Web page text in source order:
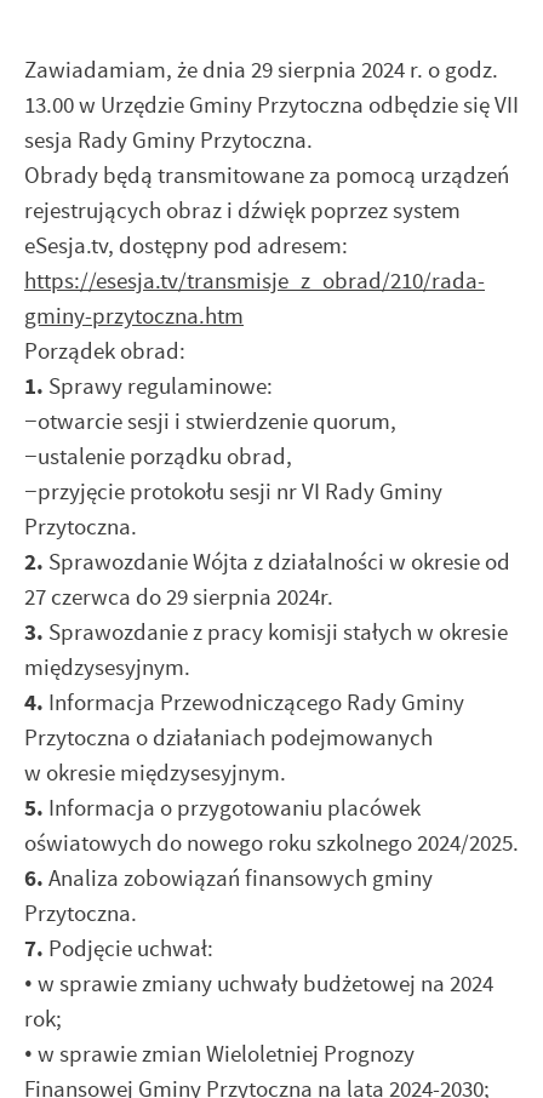
Zawiadamiam, że dnia 29 sierpnia 2024 r. o godz.
13.00 w Urzędzie Gminy Przytoczna odbędzie się VII
sesja Rady Gminy Przytoczna.
Obrady będą transmitowane za pomocą urządzeń
rejestrujących obraz i dźwięk poprzez system
eSesja.tv, dostępny pod adresem:
https://esesja.tv/transmisje_z_obrad/210/rada-
gminy-przytoczna.htm
Porządek obrad:
1. Sprawy regulaminowe:
−otwarcie sesji i stwierdzenie quorum,
−ustalenie porządku obrad,
−przyjęcie protokołu sesji nr VI Rady Gminy
Przytoczna.
2. Sprawozdanie Wójta z działalności w okresie od
27 czerwca do 29 sierpnia 2024r.
3. Sprawozdanie z pracy komisji stałych w okresie
międzysesyjnym.
4. Informacja Przewodniczącego Rady Gminy
Przytoczna o działaniach podejmowanych
w okresie międzysesyjnym.
5. Informacja o przygotowaniu placówek
oświatowych do nowego roku szkolnego 2024/2025.
6. Analiza zobowiązań finansowych gminy
Przytoczna.
7. Podjęcie uchwał:
• w sprawie zmiany uchwały budżetowej na 2024
rok;
• w sprawie zmian Wieloletniej Prognozy
Finansowej Gminy Przytoczna na lata 2024-2030;